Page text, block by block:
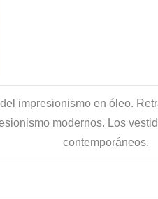
impresionismo en óleo.
modernos. Los
contemporáneos.